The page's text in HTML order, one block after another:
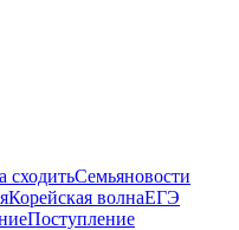
сходитьСемьяновости
Корейская волнаЕГЭ
Поступление